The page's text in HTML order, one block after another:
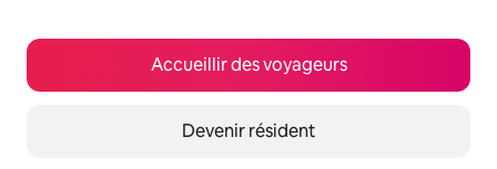
Accueillir des voyageurs
Devenir résident